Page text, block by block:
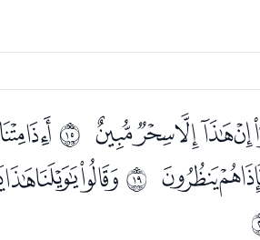
ﰎ
ﰒ